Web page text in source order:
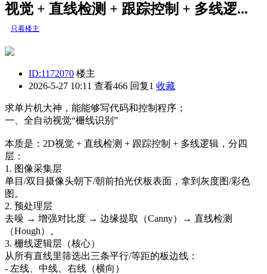
视觉 + 直线检测 + 跟踪控制 + 多线逻...
只看楼主
ID:1172070 楼主
2026-5-27 10:11 查看466 回复1 收藏
求单片机大神，能能够写代码和控制程序；
一、全自动视觉“栅线识别”
本质是：2D视觉 + 直线检测 + 跟踪控制 + 多线逻辑，分四
层：
1. 图像采集层
单目/双目摄像头朝下/朝前拍光伏板表面，拿到灰度图/彩色
图。
2. 预处理层
去噪 → 增强对比度 → 边缘提取（Canny）→ 直线检测
（Hough）。
3. 栅线逻辑层（核心）
从所有直线里筛选出三条平行/等距的板边线：
- 左线、中线、右线（横向）